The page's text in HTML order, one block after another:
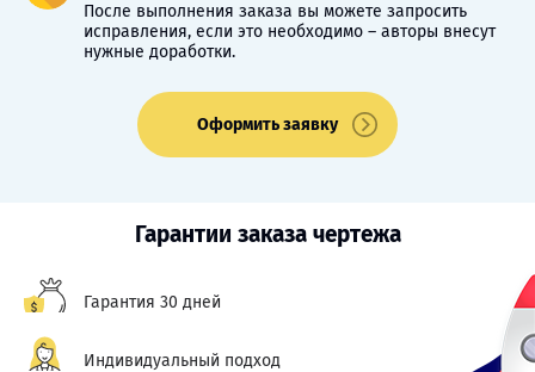
После выполнения заказа вы можете запросить
исправления, если это необходимо – авторы внесут
нужные доработки.
Оформить заявку
Гарантии заказа чертежа
Гарантия 30 дней
Индивидуальный подход